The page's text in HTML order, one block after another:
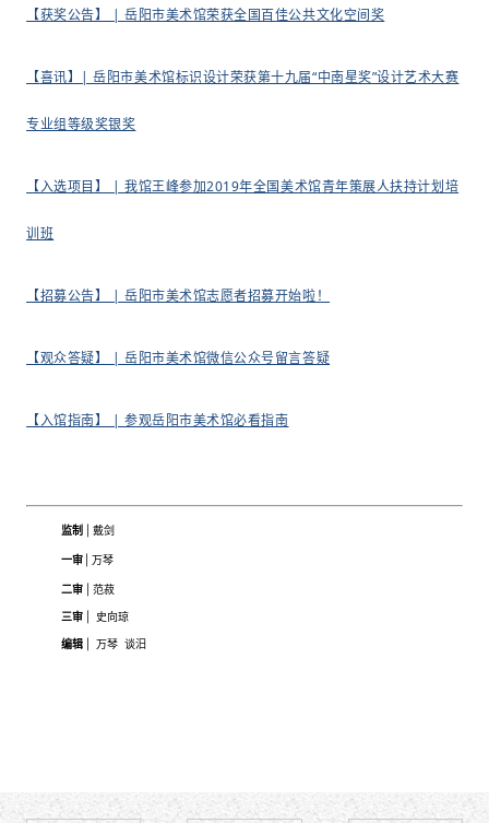
【获奖公告】 | 岳阳市美术馆荣获全国百佳公共文化空间奖
【喜讯】| 岳阳市美术馆标识设计荣获第十九届“中南星奖”设计艺术大赛
专业组等级奖银奖
【入选项目】 | 我馆王峰参加2019年全国美术馆青年策展人扶持计划培
训班
【招募公告】 | 岳阳市美术馆志愿者招募开始啦！
【观众答疑】 | 岳阳市美术馆微信公众号留言答疑
【入馆指南】 | 参观岳阳市美术馆必看指南
监制 | 戴剑
一审 | 万琴
二审 | 范菽
三审 | 史向琼
编辑 | 万琴 谈汨